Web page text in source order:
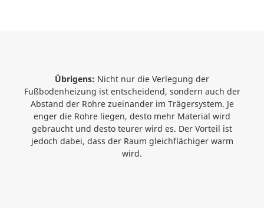
Übrigens: Nicht nur die Verlegung der
Fußbodenheizung ist entscheidend, sondern auch der
Abstand der Rohre zueinander im Trägersystem. Je
enger die Rohre liegen, desto mehr Material wird
gebraucht und desto teurer wird es. Der Vorteil ist
jedoch dabei, dass der Raum gleichflächiger warm
wird.